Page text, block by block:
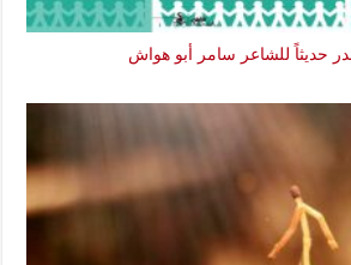
حديثاً للشاعر سامر أبو هواش